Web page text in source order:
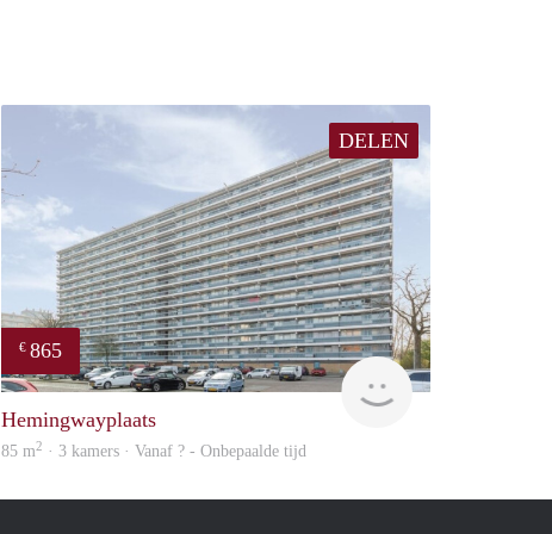
DELEN
€ 865
Woning
Hemingwayplaats
85 m2 · 3 kamers · Vanaf ? - Onbepaalde tijd